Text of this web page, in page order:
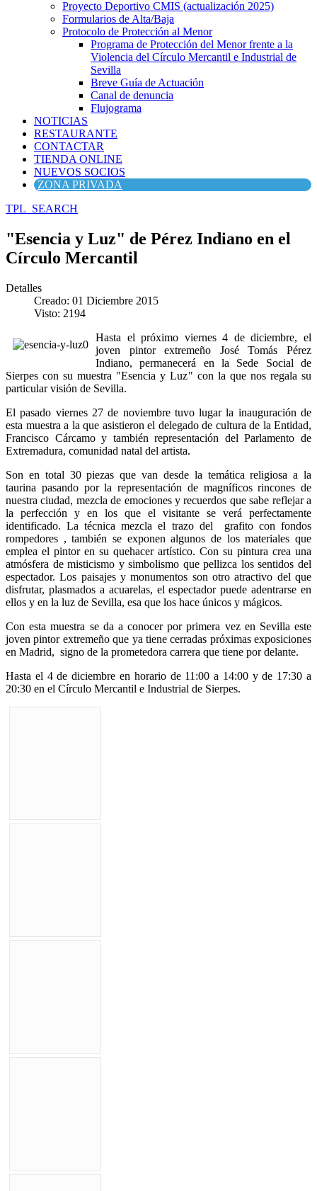
Proyecto Deportivo CMIS (actualización 2025)
Formularios de Alta/Baja
Protocolo de Protección al Menor
Programa de Protección del Menor frente a la
Violencia del Círculo Mercantil e Industrial de
Sevilla
Breve Guía de Actuación
Canal de denuncia
Flujograma
NOTICIAS
RESTAURANTE
CONTACTAR
TIENDA ONLINE
NUEVOS SOCIOS
ZONA PRIVADA
TPL_SEARCH
"Esencia y Luz" de Pérez Indiano en el
Círculo Mercantil
Detalles
Creado: 01 Diciembre 2015
Visto: 2194
Hasta el próximo viernes 4 de diciembre, el
joven pintor extremeño José Tomás Pérez
Indiano, permanecerá en la Sede Social de
Sierpes con su muestra "Esencia y Luz" con la que nos regala su
particular visión de Sevilla.
El pasado viernes 27 de noviembre tuvo lugar la inauguración de
esta muestra a la que asistieron el delegado de cultura de la Entidad,
Francisco Cárcamo y también representación del Parlamento de
Extremadura, comunidad natal del artista.
Son en total 30 piezas que van desde la temática religiosa a la
taurina pasando por la representación de magníficos rincones de
nuestra ciudad, mezcla de emociones y recuerdos que sabe reflejar a
la perfección y en los que el visitante se verá perfectamente
identificado. La técnica mezcla el trazo del grafito con fondos
rompedores , también se exponen algunos de los materiales que
emplea el pintor en su quehacer artístico. Con su pintura crea una
atmósfera de misticismo y simbolismo que pellizca los sentidos del
espectador. Los paisajes y monumentos son otro atractivo del que
disfrutar, plasmados a acuarelas, el espectador puede adentrarse en
ellos y en la luz de Sevilla, esa que los hace únicos y mágicos.
Con esta muestra se da a conocer por primera vez en Sevilla este
joven pintor extremeño que ya tiene cerradas próximas exposiciones
en Madrid, signo de la prometedora carrera que tiene por delante.
Hasta el 4 de diciembre en horario de 11:00 a 14:00 y de 17:30 a
20:30 en el Círculo Mercantil e Industrial de Sierpes.